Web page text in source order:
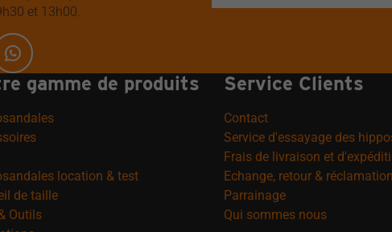
et 13h00.
gamme de produits
location & test
de taille
Outils
Service Clients
Contact
Service d'essayage des
Frais de livraison et
Echange, retour &
Parrainage
Qui sommes nous